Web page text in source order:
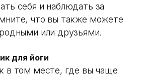
себя и наблюдать за
что вы также можете
или друзьями.
для йоги
в том месте, где вы чаще